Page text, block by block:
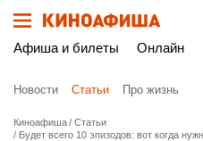
Афиша и билеты Онлайн
Новости Статьи Про жизнь
Киноафиша
Статьи
Будет всего 10 эпизодов: вот когда